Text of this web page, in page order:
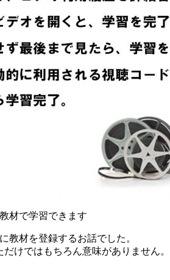
材で学習できます
教材を登録するお話でした。
けではもちろん意味がありません。